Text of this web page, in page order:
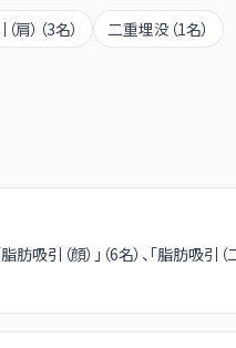
肩） （3名） 二重埋没 （1名）
引（顔）」（6名）、「脂肪吸引（